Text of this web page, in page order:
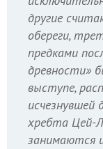
другие
обереги,
предками
древности»
выступе,
исчезнувшей
хребта Цей-
занимаются